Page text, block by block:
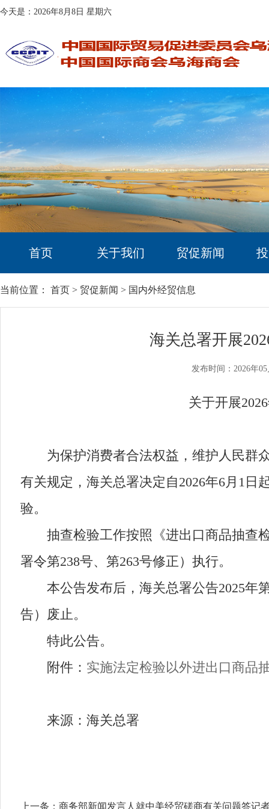
今天是：2026年8月8日 星期六
首页 关于我们 贸促新闻
当前位置： 首页 > 贸促新闻 > 国内外经贸信息
海关总署开展
发布时间：2026年05
关于开展2026
为保护消费者合法权益，维护人民群众
有关规定，海关总署决定自2026年6月1
验。
抽查检验工作按照《进出口商品抽查检
署令第238号、第263号修正）执行。
本公告发布后，海关总署公告2025年第
告）废止。
特此公告。
附件： 实施法定检验以外进出口商品
来源：海关总署
上一条： 商务部新闻发言人就中美经贸磋商有关问题答记